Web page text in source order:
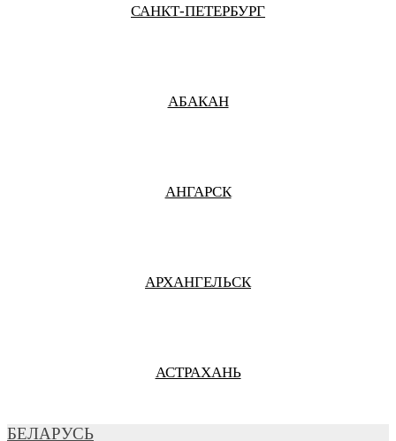
САНКТ-ПЕТЕРБУРГ
АБАКАН
АНГАРСК
АРХАНГЕЛЬСК
АСТРАХАНЬ
БЕЛАРУСЬ